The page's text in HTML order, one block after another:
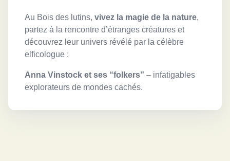
Au Bois des lutins, vivez la magie de la nature,
partez à la rencontre d’étranges créatures et
découvrez leur univers révélé par la célèbre
elficologue :
Anna Vinstock et ses “folkers” – infatigables
explorateurs de mondes cachés.